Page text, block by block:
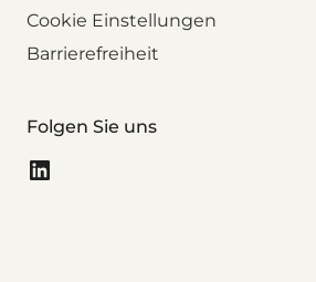
Cookie Einstellungen
Barrierefreiheit
Folgen Sie uns
LinkedIn